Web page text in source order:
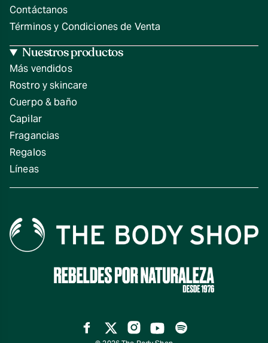
Contáctanos
Términos y Condiciones de Venta
Nuestros productos
Más vendidos
Rostro y skincare
Cuerpo & baño
Capilar
Fragancias
Regalos
Líneas
Facebook
TwitterInstagram
YouTube